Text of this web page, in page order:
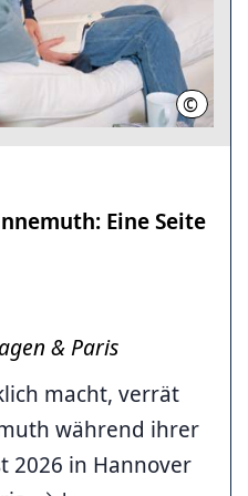
© Felix
Eine Seite
& Paris
macht, verrät
während ihrer
2026 in Hannover